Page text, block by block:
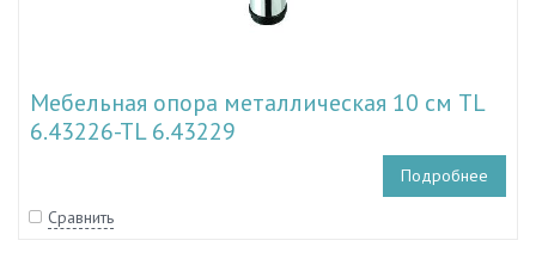
Мебельная опора металлическая 10 см TL
6.43226-TL 6.43229
Подробнее
Сравнить